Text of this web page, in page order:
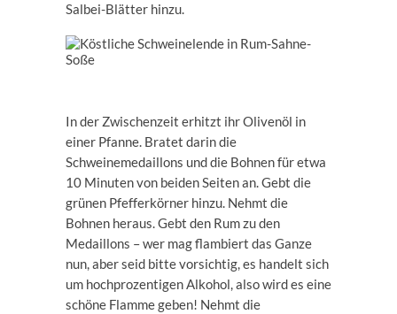
Salbei-Blätter hinzu.
In der Zwischenzeit erhitzt ihr Olivenöl in
einer Pfanne. Bratet darin die
Schweinemedaillons und die Bohnen für etwa
10 Minuten von beiden Seiten an. Gebt die
grünen Pfefferkörner hinzu. Nehmt die
Bohnen heraus. Gebt den Rum zu den
Medaillons – wer mag flambiert das Ganze
nun, aber seid bitte vorsichtig, es handelt sich
um hochprozentigen Alkohol, also wird es eine
schöne Flamme geben! Nehmt die